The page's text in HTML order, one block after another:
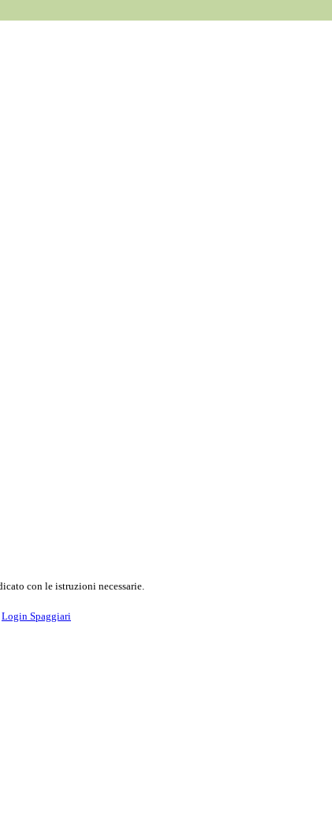
con le istruzioni necessarie.
Login Spaggiari